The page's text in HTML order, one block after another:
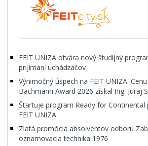
FEIT UNIZA otvára nový študijný
prijímaní uchádzačov
Výnimočný úspech na FEIT UNIZA:
Bachmann Award 2026 získal Ing. Juraj
Štartuje program Ready for Continental
FEIT UNIZA
Zlatá promócia absolventov odboru
oznamovacia technika 1976